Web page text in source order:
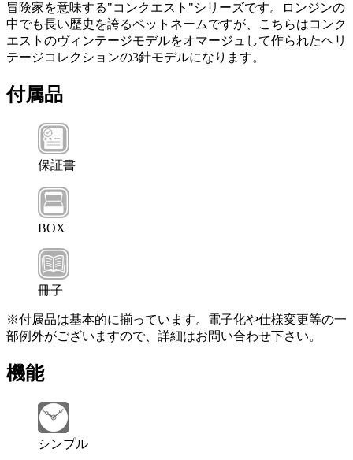
冒険家を意味する"コンクエスト"シリーズです。ロンジンの
中でも長い歴史を誇るペットネームですが、こちらはコンク
エストのヴィンテージモデルをオマージュして作られたヘリ
テージコレクションの3針モデルになります。
付属品
保証書
BOX
冊子
※付属品は基本的に揃っています。電子化や仕様変更等の一
部例外がございますので、詳細はお問い合わせ下さい。
機能
シンプル